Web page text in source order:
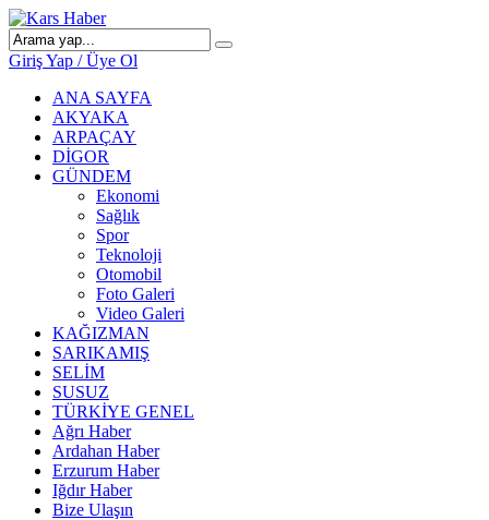
Giriş Yap / Üye Ol
ANA SAYFA
AKYAKA
ARPAÇAY
DİGOR
GÜNDEM
Ekonomi
Sağlık
Spor
Teknoloji
Otomobil
Foto Galeri
Video Galeri
KAĞIZMAN
SARIKAMIŞ
SELİM
SUSUZ
TÜRKİYE GENEL
Ağrı Haber
Ardahan Haber
Erzurum Haber
Iğdır Haber
Bize Ulaşın